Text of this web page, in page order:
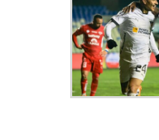
a
s